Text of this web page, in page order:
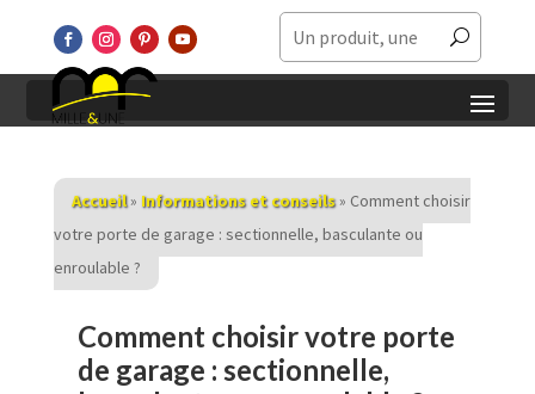
Accueil» Informations et conseils» Comment choisir
votre porte de garage : sectionnelle, basculante ou
enroulable ?
Comment choisir votre porte
de garage : sectionnelle,